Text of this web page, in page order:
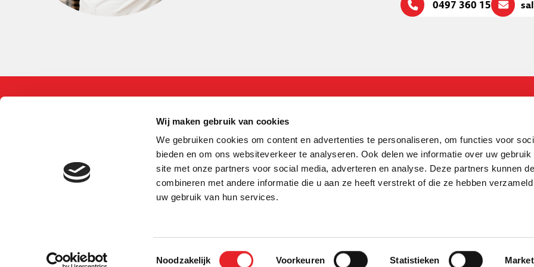
Wij maken gebruik van cookies
We gebruiken cookies om content en advertenties te personaliseren, om functies voor
bieden en om ons websiteverkeer te analyseren. Ook delen we informatie over uw gebruik
site met onze partners voor social media, adverteren en analyse. Deze partners kunnen
combineren met andere informatie die u aan ze heeft verstrekt of die ze hebben
uw gebruik van hun services.
Toestemmingsselectie
Noodzakelijk Voorkeuren Statistieken
0497 360 159
Therminon B.V.
Hallenstraat 9 5531AB, Bladel
0497 360 159
© Copyright - Therminon B.V. Algemene voorwaarden Privacy CookieverklaringDisclaimer